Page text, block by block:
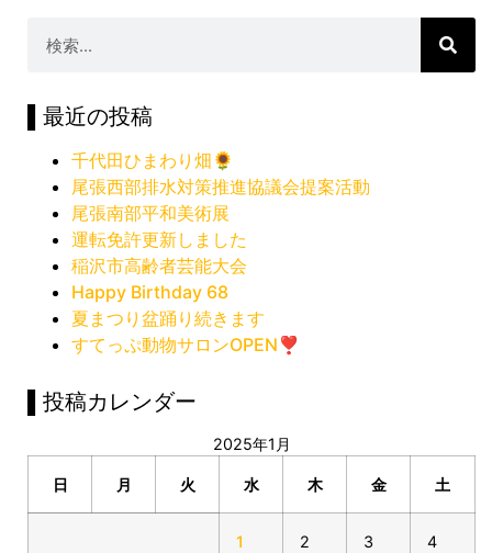
▌最近の投稿
千代田ひまわり畑🌻
尾張西部排水対策推進協議会提案活動
尾張南部平和美術展
運転免許更新しました
稲沢市高齢者芸能大会
Happy Birthday 68
夏まつり盆踊り続きます
すてっぷ動物サロンOPEN❣️
▌投稿カレンダー
2025年1月
日 月 火 水 木 金 土
1 2 3 4